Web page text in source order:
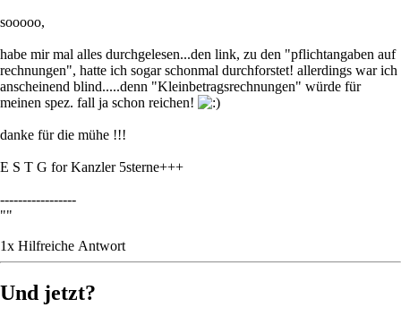
sooooo,
habe mir mal alles durchgelesen...den link, zu den "pflichtangaben auf
rechnungen", hatte ich sogar schonmal durchforstet! allerdings war ich
anscheinend blind.....denn "Kleinbetragsrechnungen" würde für
meinen spez. fall ja schon reichen!
danke für die mühe !!!
E S T G for Kanzler 5sterne+++
-----------------
""
1x Hilfreiche Antwort
Und jetzt?